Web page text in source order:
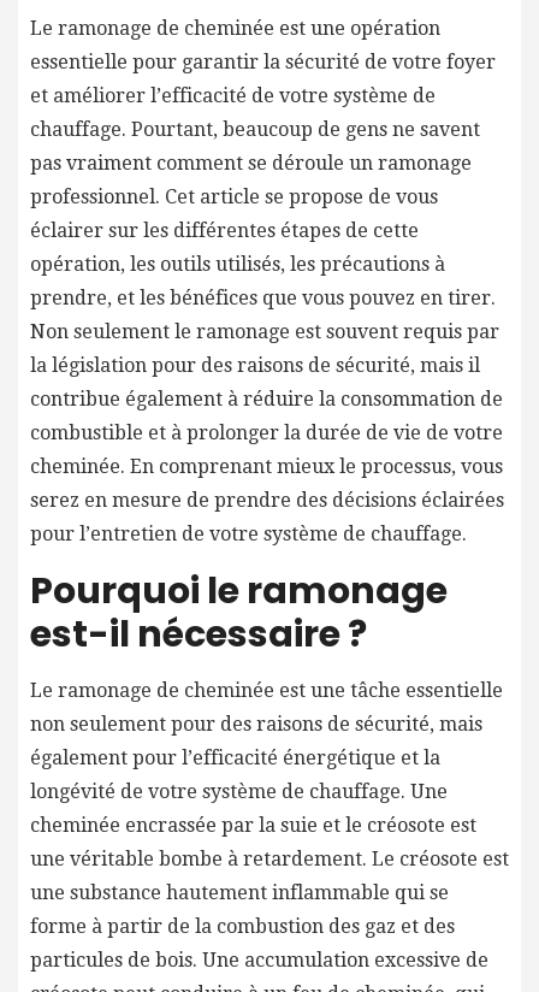
Le ramonage de cheminée est une opération
essentielle pour garantir la sécurité de votre foyer
et améliorer l’efficacité de votre système de
chauffage. Pourtant, beaucoup de gens ne savent
pas vraiment comment se déroule un ramonage
professionnel. Cet article se propose de vous
éclairer sur les différentes étapes de cette
opération, les outils utilisés, les précautions à
prendre, et les bénéfices que vous pouvez en tirer.
Non seulement le ramonage est souvent requis par
la législation pour des raisons de sécurité, mais il
contribue également à réduire la consommation de
combustible et à prolonger la durée de vie de votre
cheminée. En comprenant mieux le processus, vous
serez en mesure de prendre des décisions éclairées
pour l’entretien de votre système de chauffage.
Pourquoi le ramonage
est-il nécessaire ?
Le ramonage de cheminée est une tâche essentielle
non seulement pour des raisons de sécurité, mais
également pour l’efficacité énergétique et la
longévité de votre système de chauffage. Une
cheminée encrassée par la suie et le créosote est
une véritable bombe à retardement. Le créosote est
une substance hautement inflammable qui se
forme à partir de la combustion des gaz et des
particules de bois. Une accumulation excessive de